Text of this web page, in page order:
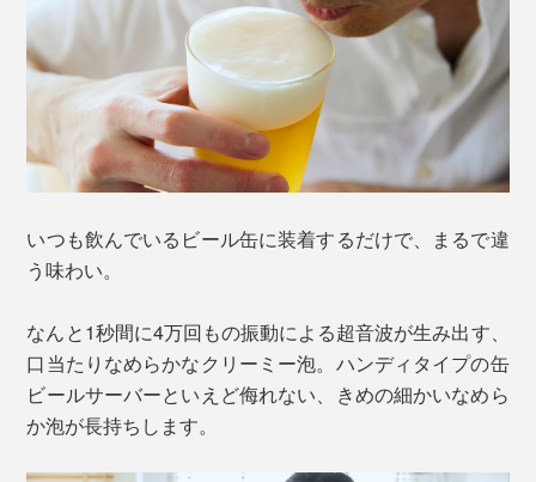
いつも飲んでいるビール缶に装着するだけで、まるで違
う味わい。
なんと1秒間に4万回もの振動による超音波が生み出す、
口当たりなめらかなクリーミー泡。ハンディタイプの缶
ビールサーバーといえど侮れない、きめの細かいなめら
か泡が長持ちします。